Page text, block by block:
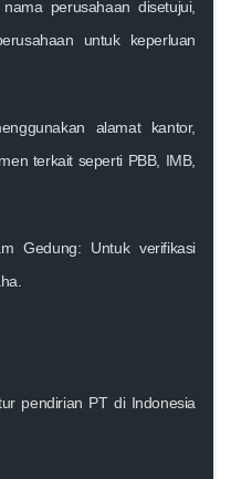
perusahaan disetujui,
untuk keperluan
alamat kantor,
terkait seperti PBB, IMB,
Gedung: Untuk verifikasi
pendirian PT di Indonesia